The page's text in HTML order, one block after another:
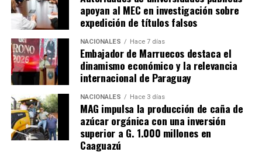
atender a más de 50 pacientes por día.
El Hospital Día inaugurado en Caazapá en el número 15
que habilita el actual gobierno. En ese sentido, el
presidente de la República, Santiago Peña, destacó que
bajo su adminitración el presupuesto del Instituto
Nacional del Cáncer creció más de tres veces y que
actualmente se está haciendo una inversión en
infraestructura como nunca antes.
Anunció también que su gobierno seguirá invirtiendo
apoyan al MEC en investigación sobre
expedición de títulos falsos
NACIONALES Hace 7 días
Embajador de Marruecos destaca el
dinamismo económico y la relevancia
internacional de Paraguay
NACIONALES Hace 3 días
MAG impulsa la producción de caña de
azúcar orgánica con una inversión
superior a G. 1.000 millones en
Caaguazú